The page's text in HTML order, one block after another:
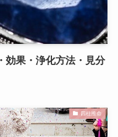
効果・浄化方法・見分
四柱推命